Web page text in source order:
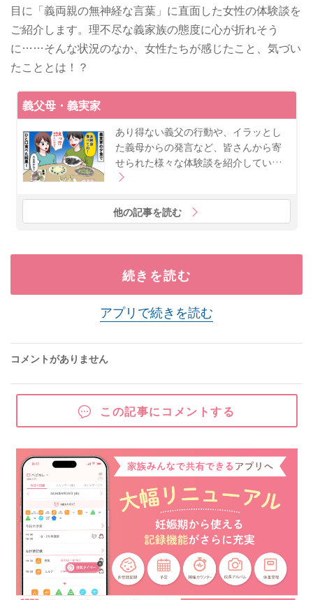
目に「義両親の無神経な言葉」に直面した女性の体験談を
ご紹介します。理不尽な義家族の態度に心が折れそう
に……そんな状況のなか、女性たちが感じたこと、気づい
たこととは！？
義父母・義実家
あり得ない義父の行動や、イラッとし
た義母からの発言など、皆さんから寄
せられた様々な体験談を紹介してい…
他の記事を読む
続きを読む
アプリで続きを読む
コメントがありません
この記事にコメントする